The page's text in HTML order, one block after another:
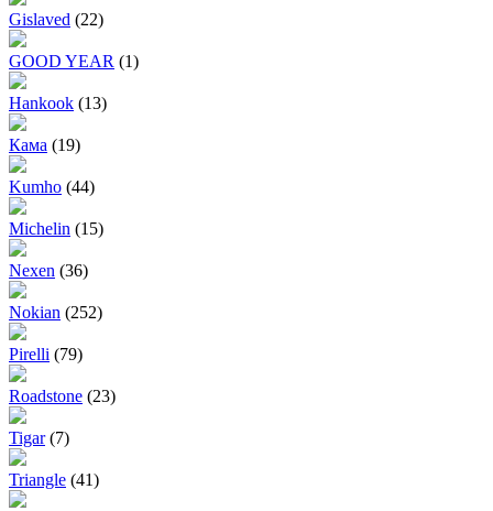
Gislaved (22)
GOOD YEAR (1)
Hankook (13)
Кама (19)
Kumho (44)
Michelin (15)
Nexen (36)
Nokian (252)
Pirelli (79)
Roadstone (23)
Tigar (7)
Triangle (41)